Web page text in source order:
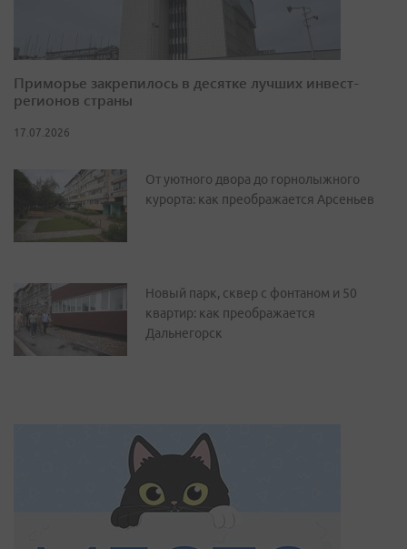
Приморье закрепилось в десятке лучших инвест-
регионов страны
17.07.2026
От уютного двора до горнолыжного
курорта: как преображается Арсеньев
Новый парк, сквер с фонтаном и 50
квартир: как преображается
Дальнегорск